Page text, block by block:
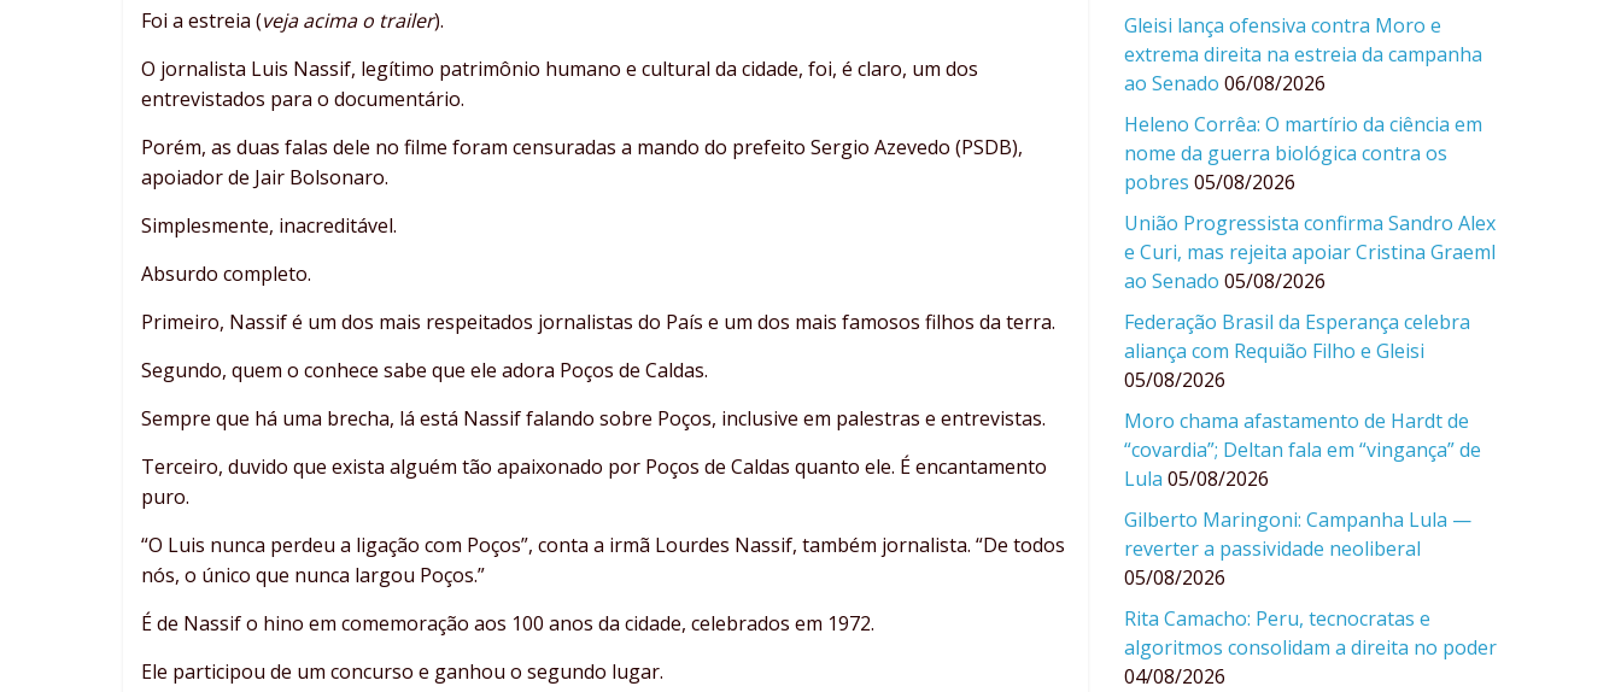
Foi a estreia (veja acima o trailer).
O jornalista Luis Nassif, legítimo patrimônio humano e cultural da cidade, foi, é claro, um dos
entrevistados para o documentário.
Porém, as duas falas dele no filme foram censuradas a mando do prefeito Sergio Azevedo (PSDB),
apoiador de Jair Bolsonaro.
Simplesmente, inacreditável.
Absurdo completo.
Primeiro, Nassif é um dos mais respeitados jornalistas do País e um dos mais famosos filhos da terra.
Segundo, quem o conhece sabe que ele adora Poços de Caldas.
Sempre que há uma brecha, lá está Nassif falando sobre Poços, inclusive em palestras e entrevistas.
Terceiro, duvido que exista alguém tão apaixonado por Poços de Caldas quanto ele. É encantamento
puro.
“O Luis nunca perdeu a ligação com Poços”, conta a irmã Lourdes Nassif, também jornalista. “De todos
nós, o único que nunca largou Poços.”
É de Nassif o hino em comemoração aos 100 anos da cidade, celebrados em 1972.
Ele participou de um concurso e ganhou o segundo lugar.
Gleisi lança ofensiva contra Moro e
extrema direita na estreia da campanha
ao Senado 06/08/2026
Heleno Corrêa: O martírio da ciência em
nome da guerra biológica contra os
pobres 05/08/2026
União Progressista confirma Sandro Alex
e Curi, mas rejeita apoiar Cristina Graeml
ao Senado 05/08/2026
Federação Brasil da Esperança celebra
aliança com Requião Filho e Gleisi
05/08/2026
Moro chama afastamento de Hardt de
“covardia”; Deltan fala em “vingança” de
Lula 05/08/2026
Gilberto Maringoni: Campanha Lula —
reverter a passividade neoliberal
05/08/2026
Rita Camacho: Peru, tecnocratas e
algoritmos consolidam a direita no poder
04/08/2026